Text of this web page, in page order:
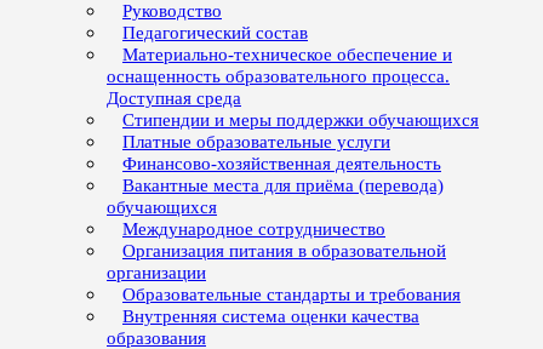
Руководство
Педагогический состав
Материально-техническое обеспечение и
оснащенность образовательного процесса.
Доступная среда
Стипендии и меры поддержки обучающихся
Платные образовательные услуги
Финансово-хозяйственная деятельность
Вакантные места для приёма (перевода)
обучающихся
Международное сотрудничество
Организация питания в образовательной
организации
Образовательные стандарты и требования
Внутренняя система оценки качества
образования